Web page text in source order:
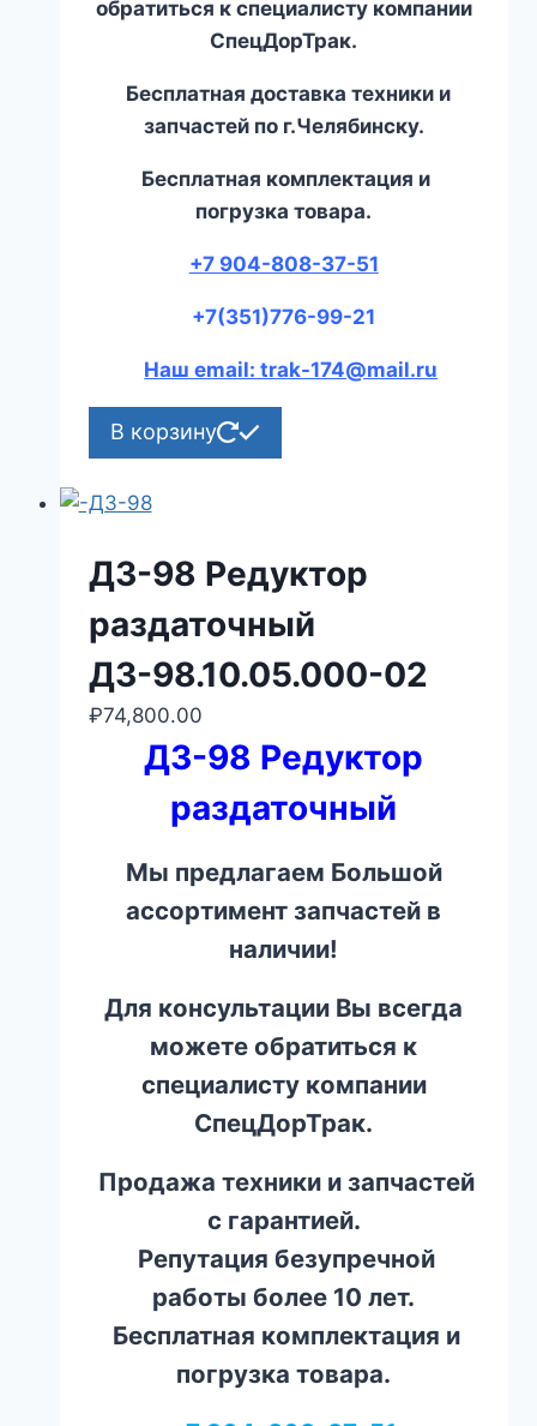
обратиться к специалисту компании
СпецДорТрак.
Бесплатная доставка техники и
запчастей по г.Челябинску.
Бесплатная комплектация и
погрузка товара.
+7 904-808-37-51
+7(351)776-99-21
Наш email: trak-174@mail.ru
В корзину
ДЗ-98 Редуктор
раздаточный
ДЗ-98.10.05.000-02
₽74,800.00
ДЗ-98 Редуктор
раздаточный
Мы предлагаем Большой
ассортимент запчастей в
наличии!
Для консультации Вы всегда
можете обратиться к
специалисту компании
СпецДорТрак.
Продажа техники и запчастей
с гарантией.
Репутация безупречной
работы более 10 лет.
Бесплатная комплектация и
погрузка товара.